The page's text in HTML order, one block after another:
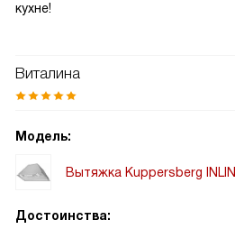
кухне!
Виталина
Модель:
Вытяжка Kuppersberg
Достоинства: